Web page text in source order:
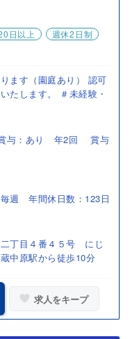
日以上
週休2日制
ます（園庭あり） 認可
たします。 ＃未経験・
与：あり 年2回 賞与
週 年間休日数：123日
丁目４番４５号 にじ
中原駅から徒歩10分
求人をキープ